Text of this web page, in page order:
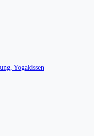
Yogakissen